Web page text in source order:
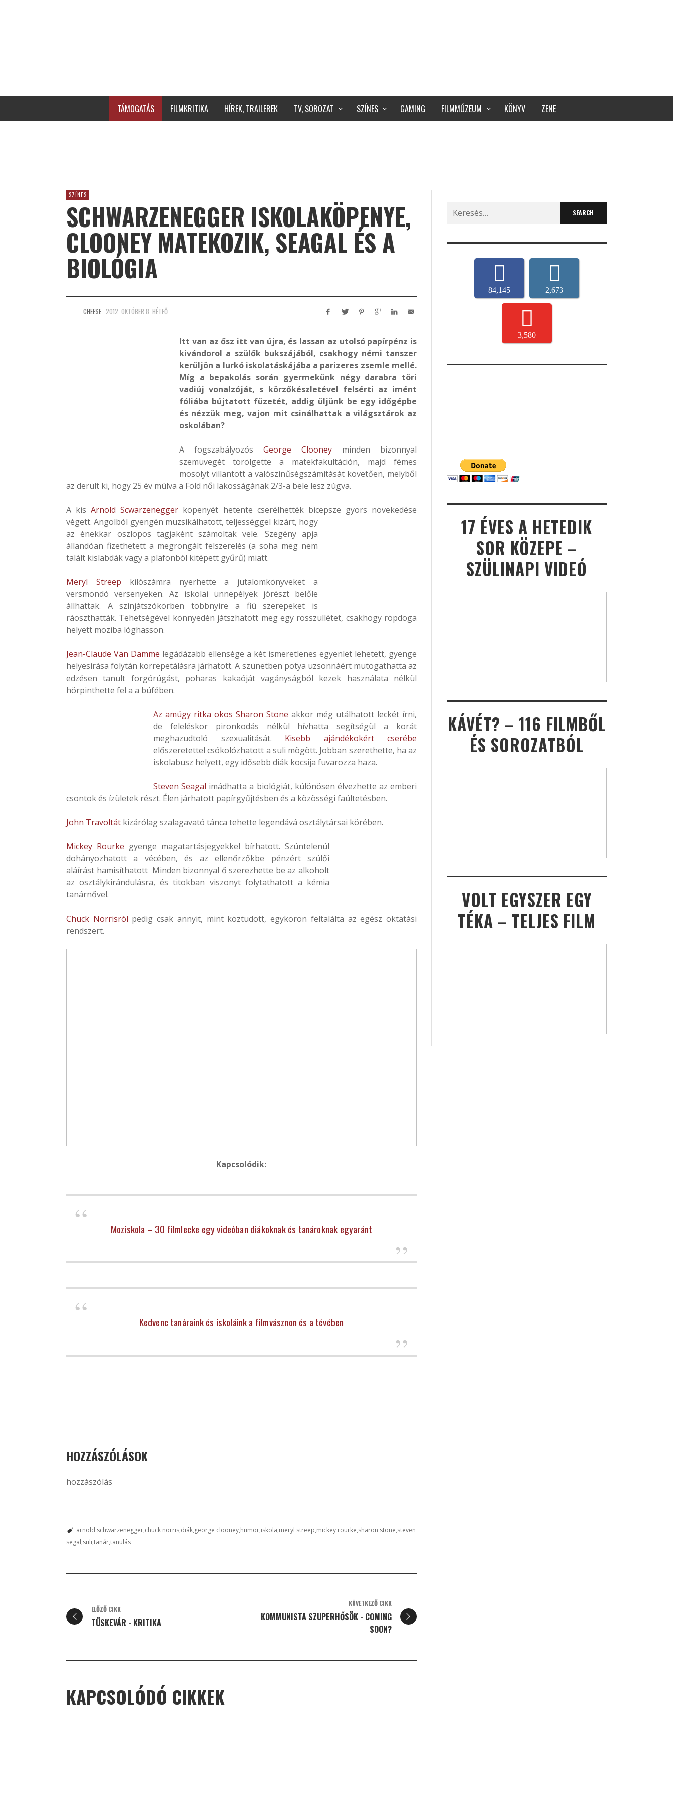
TÁMOGATÁS FILMKRITIKA HÍREK, TRAILEREK TV, SOROZAT SZÍNES GAMING FILMMÚZEUM KÖNYV ZENE
SZÍNES
SCHWARZENEGGER ISKOLAKÖPENYE,
CLOONEY MATEKOZIK, SEAGAL ÉS A
BIOLÓGIA
CHEESE 2012. OKTÓBER 8. HÉTFŐ
Itt van az ősz itt van újra, és lassan az utolsó papírpénz is
kivándorol a szülők bukszájából, csakhogy némi tanszer
kerüljön a lurkó iskolatáskájába a parizeres zsemle mellé.
Míg a bepakolás során gyermekünk négy darabra töri
vadiúj vonalzóját, s körzőkészletével felsérti az imént
fóliába bújtatott füzetét, addig üljünk be egy időgépbe
és nézzük meg, vajon mit csinálhattak a világsztárok az
oskolában?
A fogszabályozós George Clooney minden bizonnyal
szemüvegét törölgette a matekfakultáción, majd fémes
mosolyt villantott a valószínűségszámítását követően, melyből
az derült ki, hogy 25 év múlva a Föld női lakosságának 2/3-a bele lesz zúgva.
A kisArnold Scwarzenegger köpenyét hetente cserélhették bicepsze gyors növekedése
végett. Angolból gyengén muzsikálhatott, teljességgel kizárt, hogy
az énekkar oszlopos tagjaként számoltak vele. Szegény apja
állandóan fizethetett a megrongált felszerelés (a soha meg nem
talált kislabdák vagy a plafonból kitépett gyűrű) miatt.
Meryl Streep kilószámra nyerhette a jutalomkönyveket a
versmondó versenyeken. Az iskolai ünnepélyek jórészt belőle
állhattak. A színjátszókörben többnyire a fiú szerepeket is
ráoszthatták. Tehetségével könnyedén játszhatott meg egy rosszullétet, csakhogy röpdoga
helyett moziba lóghasson.
Jean-Claude Van Damme legádázabb ellensége a két ismeretlenes egyenlet lehetett, gyenge
helyesírása folytán korrepetálásra járhatott. A szünetben potya uzsonnáért mutogathatta az
edzésen tanult forgórúgást, poharas kakaóját vagányságból kezek használata nélkül
hörpinthette fel a a büfében.
Az amúgy ritka okos Sharon Stone akkor még utálhatott leckét írni,
de feleléskor pironkodás nélkül hívhatta segítségül a korát
meghazudtoló szexualitását. Kisebb ajándékokért cserébe
előszeretettel csókolózhatott a suli mögött. Jobban szerethette, ha az
iskolabusz helyett, egy idősebb diák kocsija fuvarozza haza.
Steven Seagal imádhatta a biológiát, különösen élvezhette az emberi
csontok és ízületek részt. Élen járhatott papírgyűjtésben és a közösségi faültetésben.
John Travoltát kizárólag szalagavató tánca tehette legendává osztálytársai körében.
Mickey Rourke gyenge magatartásjegyekkel bírhatott. Szüntelenül
dohányozhatott a vécében, és az ellenőrzőkbe pénzért szülői
aláírást hamisíthatott Minden bizonnyal ő szerezhette be az alkoholt
az osztálykirándulásra, és titokban viszonyt folytathatott a kémia
tanárnővel.
Chuck Norrisról pedig csak annyit, mint köztudott, egykoron feltalálta az egész oktatási
rendszert.
Kapcsolódik:
Moziskola – 30 filmlecke egy videóban diákoknak és tanároknak egyaránt
Kedvenc tanáraink és iskoláink a filmvásznon és a tévében
HOZZÁSZÓLÁSOK
hozzászólás
arnold schwarzenegger chuck norris diák george clooney humor iskola meryl streep mickey rourke sharon stone steven
segal suli tanártanulás
ELŐZŐ CIKK
TÜSKEVÁR - KRITIKA
KÖVETKEZŐ CIKK
KOMMUNISTA SZUPERHŐSÖK - COMING
SOON?
KAPCSOLÓDÓ CIKKEK
Search
for:
84,145 2,673
3,580
17 ÉVES A HETEDIK
SOR KÖZEPE –
SZÜLINAPI VIDEÓ
KÁVÉT? – 116 FILMBŐL
ÉS SOROZATBÓL
VOLT EGYSZER EGY
TÉKA – TELJES FILM